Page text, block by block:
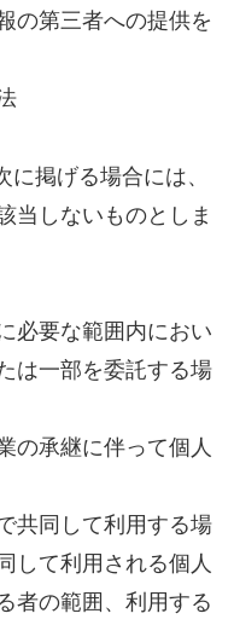
の第三者への提供を
掲げる場合には、
当しないものとしま
必要な範囲内におい
は一部を委託する場
の承継に伴って個人
共同して利用する場
して利用される個人
者の範囲、利用する